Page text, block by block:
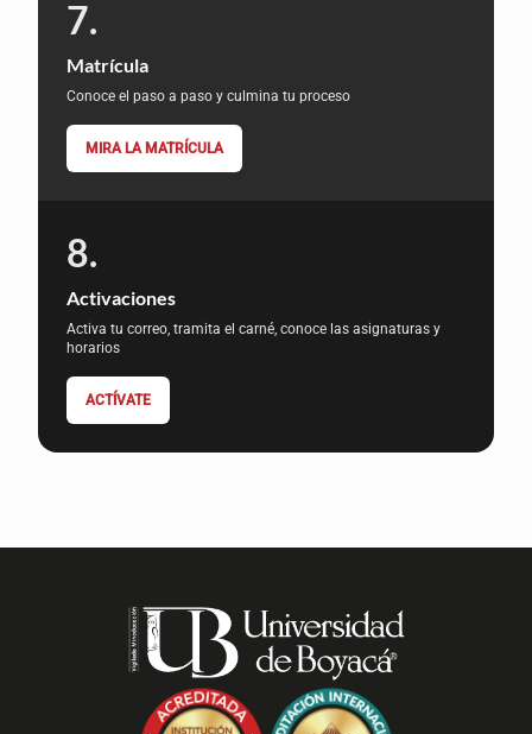
Matrícula
Conoce el paso a paso y culmina tu proceso
MIRA LA MATRÍCULA
Activaciones
Activa tu correo, tramita el carné, conoce las asignaturas y
horarios
ACTÍVATE